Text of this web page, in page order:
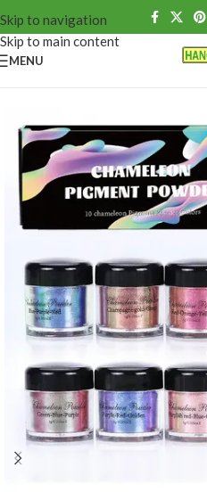
Skip to navigation
Skip to main content
MENU